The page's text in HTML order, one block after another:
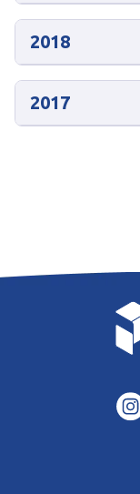
2018
2017